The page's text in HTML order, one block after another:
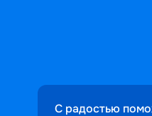
С радостью